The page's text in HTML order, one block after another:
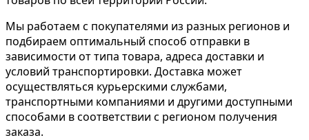
Мы работаем с покупателями из разных регионов и
подбираем оптимальный способ отправки в
зависимости от типа товара, адреса доставки и
условий транспортировки. Доставка может
осуществляться курьерскими службами,
транспортными компаниями и другими доступными
способами в соответствии с регионом получения
заказа.